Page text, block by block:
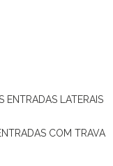
ENTRADAS LATERAIS
COM TRAVA